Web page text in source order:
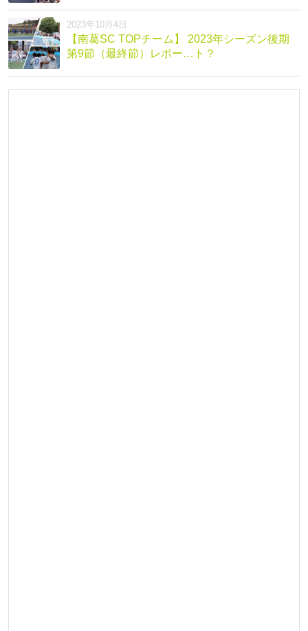
2023年10月4日
【南葛SC TOPチーム】 2023年シーズン後期
第9節（最終節）レポー…ト？